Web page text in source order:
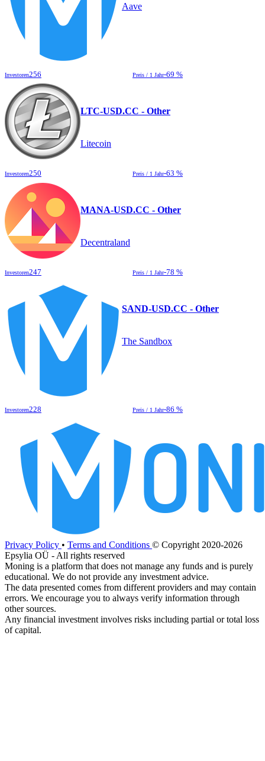
Aave
Investoren256 Preis / 1 Jahr-69 %
LTC-USD.CC - Other
Litecoin
Investoren250 Preis / 1 Jahr-63 %
MANA-USD.CC - Other
Decentraland
Investoren247 Preis / 1 Jahr-78 %
SAND-USD.CC - Other
The Sandbox
Investoren228 Preis / 1 Jahr-86 %
Privacy Policy • Terms and Conditions © Copyright 2020-2026
Epsylia OÜ - All rights reserved
Moning is a platform that does not manage any funds and is purely
educational. We do not provide any investment advice.
The data presented comes from different providers and may contain
errors. We encourage you to always verify information through
other sources.
Any financial investment involves risks including partial or total loss
of capital.